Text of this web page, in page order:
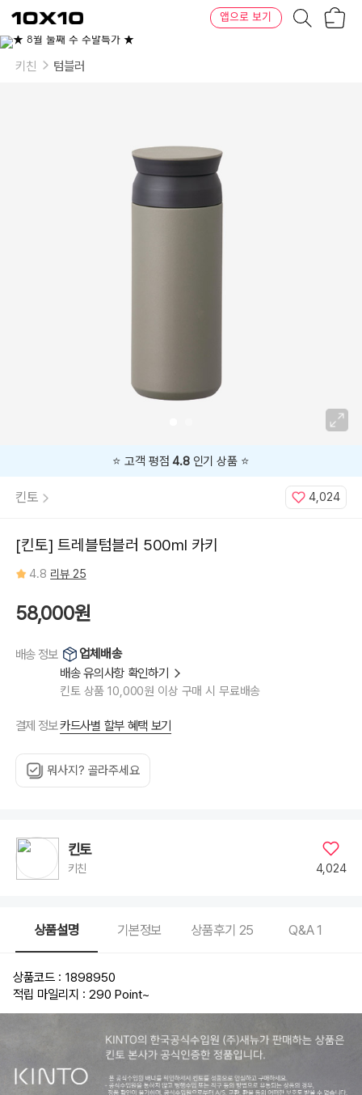
텐
바
텐
앱으로 보기
키친 텀블러
⭐️ 고객 평점4.8인기 상품 ⭐️
킨토 4,024
[킨토] 트레블텀블러 500ml 카키
4.8 리뷰 25
58,000원
배송 정보
업체배송
배송 유의사항 확인하기
킨토 상품 10,000원 이상 구매 시 무료배송
결제 정보카드사별 할부 혜택 보기
뭐사지? 골라주세요
킨토
키친 4,024
상품설명 기본정보 상품후기 25 Q&A1
상품코드 : 1898950
적립 마일리지 : 290 Point~